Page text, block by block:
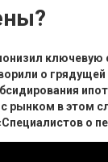
ключевую
о
рынком в этом
о